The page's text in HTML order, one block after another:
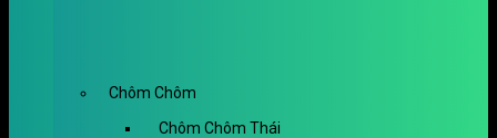
Chôm Chôm
Chôm Chôm Thái